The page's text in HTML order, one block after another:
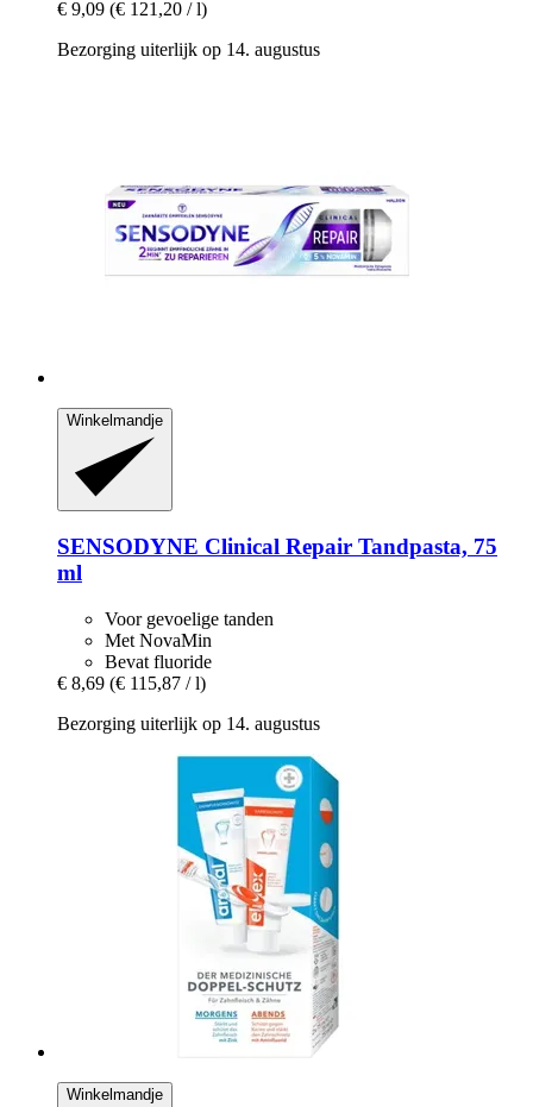
€ 9,09 (€ 121,20 / l)
Bezorging uiterlijk op 14. augustus
Winkelmandje
SENSODYNE Clinical Repair Tandpasta, 75
ml
Voor gevoelige tanden
Met NovaMin
Bevat fluoride
€ 8,69 (€ 115,87 / l)
Bezorging uiterlijk op 14. augustus
Winkelmandje